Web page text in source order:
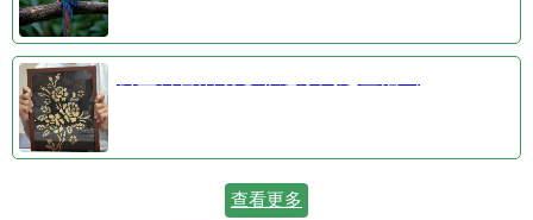
查看更多